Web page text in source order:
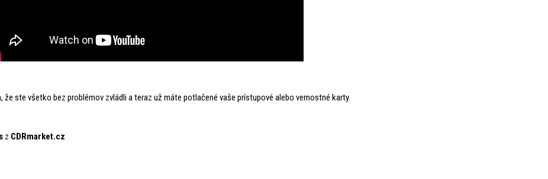
že ste všetko bez problémov zvládli a teraz už máte potlačené vaše prístupové alebo vernostné karty.
z CDRmarket.cz